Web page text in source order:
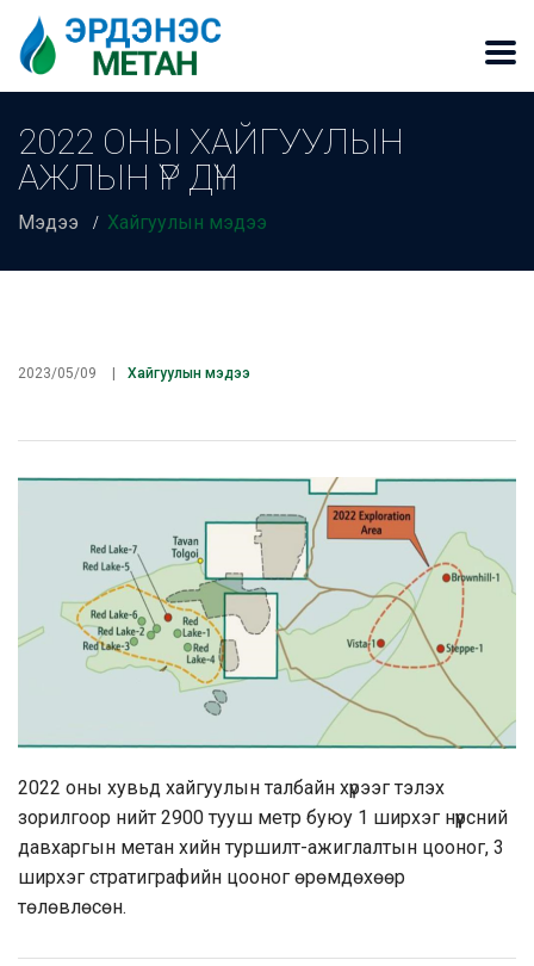
2022 ОНЫ ХАЙГУУЛЫН
АЖЛЫН ҮР ДҮН
Мэдээ Хайгуулын мэдээ
2023/05/09 Хайгуулын мэдээ
2022 оны хувьд хайгуулын талбайн хүрээг тэлэх
зорилгоор нийт 2900 тууш метр буюу 1 ширхэг нүүрсний
давхаргын метан хийн туршилт-ажиглалтын цооног, 3
ширхэг стратиграфийн цооног өрөмдөхөөр
төлөвлөсөн.